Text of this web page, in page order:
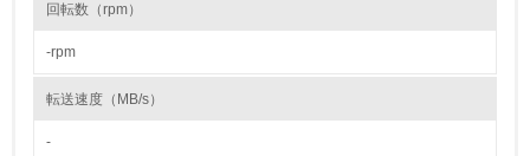
かしている
従業員が環境方針に基づいて自分の業務の中で行うべき環
回転数（rpm）
-rpm
転送速度（MB/s）
-